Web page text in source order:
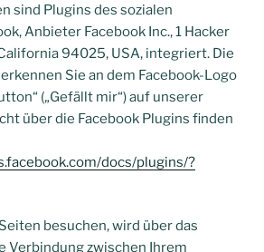
sind Plugins des sozialen
Anbieter Facebook Inc., 1 Hacker
94025, USA, integriert. Die
Sie an dem Facebook-Logo
(„Gefällt mir“) auf unserer
über die Facebook Plugins finden
docs/plugins/?
besuchen, wird über das
Verbindung zwischen Ihrem